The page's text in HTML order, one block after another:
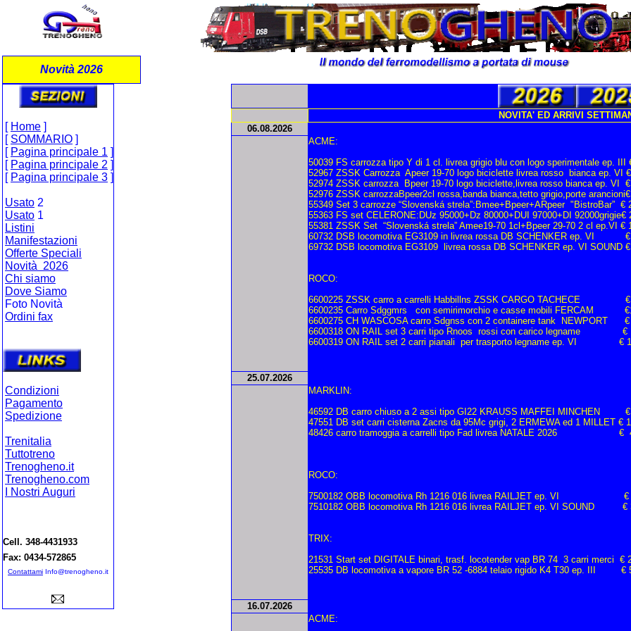
Novità 2026
[ Home ]
[ SOMMARIO ]
[ Pagina principale 1 ]
[ Pagina principale 2 ]
[ Pagina principale 3 ]
Usato 2
Usato 1
Listini
Manifestazioni
Offerte Speciali
Novità 2026
Chi siamo
Dove Siamo
Foto Novità
Ordini fax
Condizioni
Pagamento
Spedizione
Trenitalia
Tuttotreno
Trenogheno.it
Trenogheno.com
I Nostri Auguri
Cell. 348-4431933
Fax: 0434-572865
Contattami Info@trenogheno.it
NOVITA' ED ARRIVI
06.08.2026
ACME:
50039 FS carrozza tipo Y di 1 cl. livrea grigio blu con logo sperimentale ep. III
52967 ZSSK Carrozza Apeer 19-70 logo biciclette livrea rosso bianca ep. VI
52974 ZSSK carrozza Bpeer 19-70 logo biciclette,livrea rosso bianca ep. VI
52976 ZSSK carrozzaBpeer2cl rossa,banda bianca,tetto grigio,porte
55349 Set 3 carrozze “Slovenská strela”:Bmee+Bpeer+ARpeer "BistroBar” €
55363 FS set CELERONE:DUz 95000+Dz 80000+DUI 97000+DI 92000grigie€
55381 ZSSK Set “Slovenská strela” Amee19-70 1cl+Bpeer 29-70 2 cl ep.VI €
60732 DSB locomotiva EG3109 in livrea rossa DB SCHENKER ep. VI €
69732 DSB locomotiva EG3109 livrea rossa DB SCHENKER ep. VI SOUND
ROCO:
6600225 ZSSK carro a carrelli Habbillns ZSSK CARGO TACHECE
6600235 Carro Sdggmrs con semirimorchio e casse mobili FERCAM
6600275 CH WASCOSA carro Sdgnss con 2 containere tank NEWPORT
6600318 ON RAIL set 3 carri tipo Rnoos rossi con carico legname €
6600319 ON RAIL set 2 carri pianali per trasporto legname ep. VI €
25.07.2026
MARKLIN:
46592 DB carro chiuso a 2 assi tipo GI22 KRAUSS MAFFEI MINCHEN
47551 DB set carri cisterna Zacns da 95Mc grigi, 2 ERMEWA ed 1 MILLET €
48426 carro tramoggia a carrelli tipo Fad livrea NATALE 2026 €
ROCO:
7500182 OBB locomotiva Rh 1216 016 livrea RAILJET ep. VI €
7510182 OBB locomotiva Rh 1216 016 livrea RAILJET ep. VI SOUND €
TRIX:
21531 Start set DIGITALE binari, trasf. locotender vap BR 74 3 carri merci €
25535 DB locomotiva a vapore BR 52 -6884 telaio rigido K4 T30 ep. III €
16.07.2026
ACME: